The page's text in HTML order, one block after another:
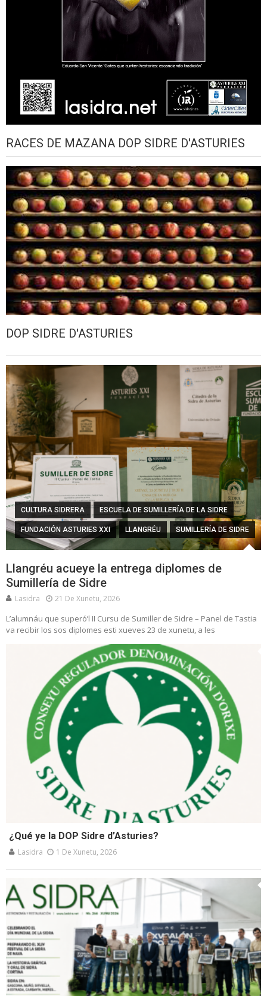
RACES DE MAZANA DOP SIDRE D'ASTURIES
DOP SIDRE D'ASTURIES
CULTURA SIDRERA ESCUELA DE SUMILLERÍA DE LA SIDRE
FUNDACIÓN ASTURIES XXI LLANGRÉU SUMILLERÍA DE SIDRE
Llangréu acueye la entrega diplomes de
Sumillería de Sidre
Lasidra 21 De Xunetu, 2026
L’alumnáu que superó’l II Cursu de Sumiller de Sidre – Panel de Tastia
va recibir los sos diplomes esti xueves 23 de xunetu, a les
¿Qué ye la DOP Sidre d’Asturies?
Lasidra 1 De Xunetu, 2026